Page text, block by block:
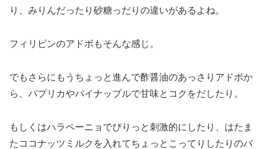
り、みりんだったり砂糖っだりの違いがあるよね。
フィリピンのアドボもそんな感じ。
でもさらにもうちょっと進んで酢醤油のあっさりアドボか
ら、パプリカやパイナップルで甘味とコクをだしたり。
もしくはハラペーニョでぴりっと刺激的にしたり、はたま
たココナッツミルクを入れてちょっとこってりしたりのバ